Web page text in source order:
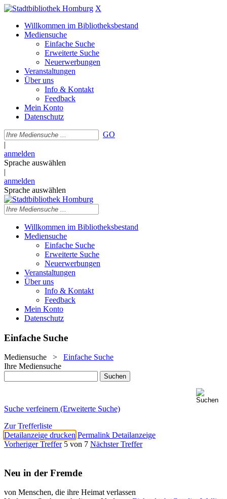
X
Willkommen im Bibliotheksbestand
Mediensuche
Einfache Suche
Erweiterte Suche
Neuerwerbungen
Veranstaltungen
Über uns
Info & Kontakt
Feedback
Mein Konto
Datenschutz
GO
|
anmelden
Sprache auswählen
|
anmelden
Sprache auswählen
Willkommen im Bibliotheksbestand
Mediensuche
Einfache Suche
Erweiterte Suche
Neuerwerbungen
Veranstaltungen
Über uns
Info & Kontakt
Feedback
Mein Konto
Datenschutz
Einfache Suche
Mediensuche > Einfache Suche
Ihre Mediensuche
Suche verfeinern (Erweiterte Suche)
Zur Trefferliste
Detailanzeige drucken Permalink Detailanzeige
Vorheriger Treffer 5 von 7 Nächster Treffer
Neu in der Fremde
von Menschen, die ihre Heimat verlassen